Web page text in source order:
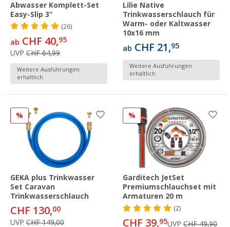
Abwasser Komplett-Set
Easy-Slip 3”
(26)
ab CHF 40,95
UVP CHF 64,99
Weitere Ausführungen
erhältlich
Lilie Native
Trinkwasserschlauch für
Warm- oder Kaltwasser
10x16 mm
ab CHF 21,95
Weitere Ausführungen
erhältlich
%
GEKA plus Trinkwasser
Set Caravan
Trinkwasserschlauch
CHF 130,00
UVP CHF 149,00
%
Garditech JetSet
Premiumschlauchset mit
Armaturen 20 m
(2)
CHF 39,95UVP CHF 49,90